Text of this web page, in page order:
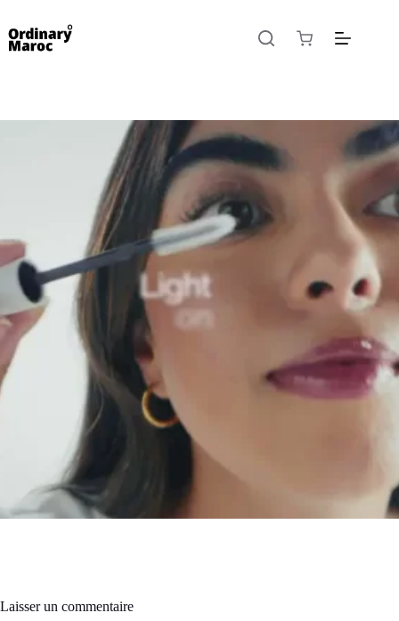
Laisser un commentaire